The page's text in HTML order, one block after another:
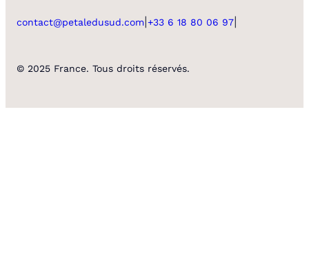
contact@petaledusud.com +33 6 18 80 06 97
© 2025 France. Tous droits réservés.